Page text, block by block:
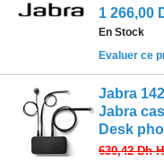
1 266,00
En Stock
Evaluer ce
Jabra
Jabra
Desk
630,42 Dh